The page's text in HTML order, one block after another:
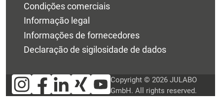
Condições comerciais
Informação legal
Informações de fornecedores
Declaração de sigilosidade de dados
Copyright © 2026 JULABO
GmbH. All rights reserved.